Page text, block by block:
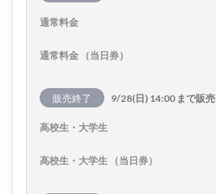
通常料金
通常料金 （当日券）
販売終了 9/28(日) 14:00 まで販売
高校生・大学生
高校生・大学生 （当日券）